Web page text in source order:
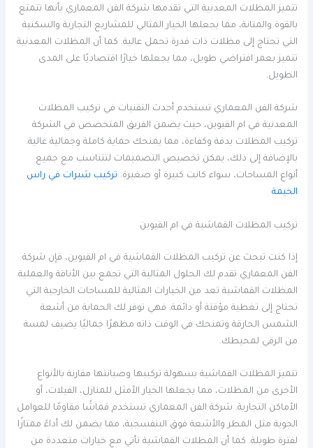
تتميز المظلات المعدنية التي تقدمها شركة الفن المعماري بأنها تتمتع
بالقوة والمتانة، مما يجعلها الخيار المثالي للمشاريع التجارية والسكنية
التي تحتاج إلى مظلات ذات قدرة تحمل عالية. كما أن المظلات المعدنية
تتميز بعمر افتراضي طويل، مما يجعلها خيارًا اقتصاديًا على المدى
الطويل.
شركة الفن المعماري تستخدم أحدث التقنيات في تركيب المظلات
المعدنية في ام القيوين، حيث يضمن الفريق المتخصص في الشركة
تركيب المظلات بدقة وكفاءة، مما يمنحك حماية كاملة وجمالية عالية.
بالإضافة إلى ذلك، يمكن تخصيص التصميمات لتتناسب مع جميع
أنواع المساحات، سواء كانت كبيرة أو صغيرة. تركيب شبرات في راس
الخيمة
تركيب المظلات القماشية في ام القيوين
إذا كنت تبحث عن تركيب المظلات القماشية في ام القيوين، فإن شركة
الفن المعماري تقدم لك الحلول المثالية التي تجمع بين الأناقة والعملية.
المظلات القماشية تعد من الخيارات المثالية للمساحات الخارجية التي
تحتاج إلى تغطية مؤقتة أو دائمة. فهي توفر لك الحماية من أشعة
الشمس الحارقة وتمنحك في الوقت ذاته مظهرًا جماليًا يضيف لمسة
من الرقي لمحيطك.
تتميز المظلات القماشية بسهولة تركيبها وصيانتها مقارنة بالأنواع
الأخرى من المظلات، مما يجعلها الخيار الأمثل للمنازل، الفيلات، أو
الأماكن التجارية. شركة الفن المعماري تستخدم قماشًا مقاومًا للعوامل
الجوية مثل المطر والأشعة فوق البنفسجية، مما يضمن لك أداءً ممتازًا
لفترة طويلة. كما أن المظلات القماشية تأتي مع خيارات متعددة من